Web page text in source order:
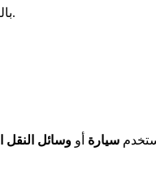
.
سيارة أو وسائل النقل